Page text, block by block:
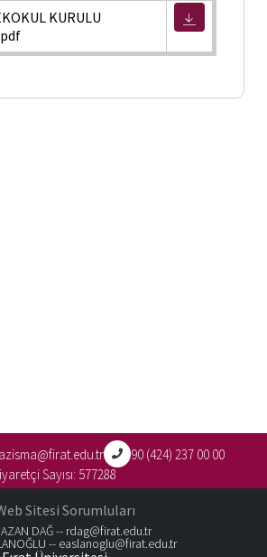
KURULU
90 (424) 237 00 00
Sayısı: 577288
Sitesi Sorumluları
DAĞ -- rdag@firat.edu.tr
-- easlanoglu@firat.edu.tr